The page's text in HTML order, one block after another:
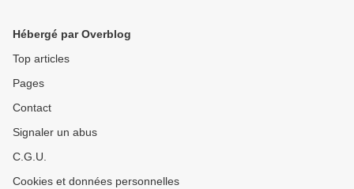
Hébergé par Overblog
Top articles
Pages
Contact
Signaler un abus
C.G.U.
Cookies et données personnelles